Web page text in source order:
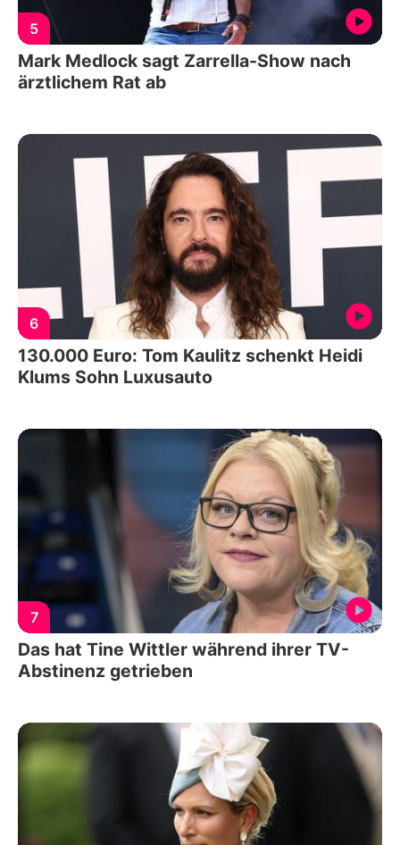
5
Mark Medlock sagt Zarrella-Show nach
ärztlichem Rat ab
6
130.000 Euro: Tom Kaulitz schenkt Heidi
Klums Sohn Luxusauto
7
Das hat Tine Wittler während ihrer TV-
Abstinenz getrieben